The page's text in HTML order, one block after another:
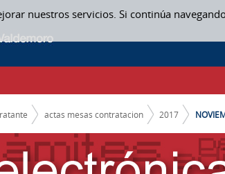
nuestros servicios. Si continúa
actas mesas contratacion 2017